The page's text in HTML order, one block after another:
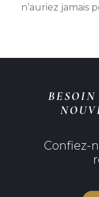
n’auriez jamais
Confiez-